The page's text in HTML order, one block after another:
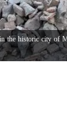
the historic city of